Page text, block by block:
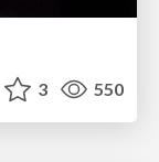
3 550